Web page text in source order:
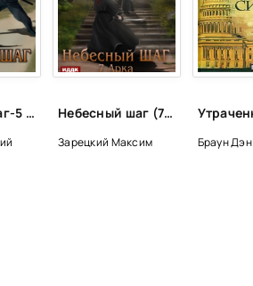
Небесный шаг-5 - Максим Зарецкий (5) Небесный шаг (7 арка) - Максим Зарецкий
Зарецкий Максим Браун Дэн